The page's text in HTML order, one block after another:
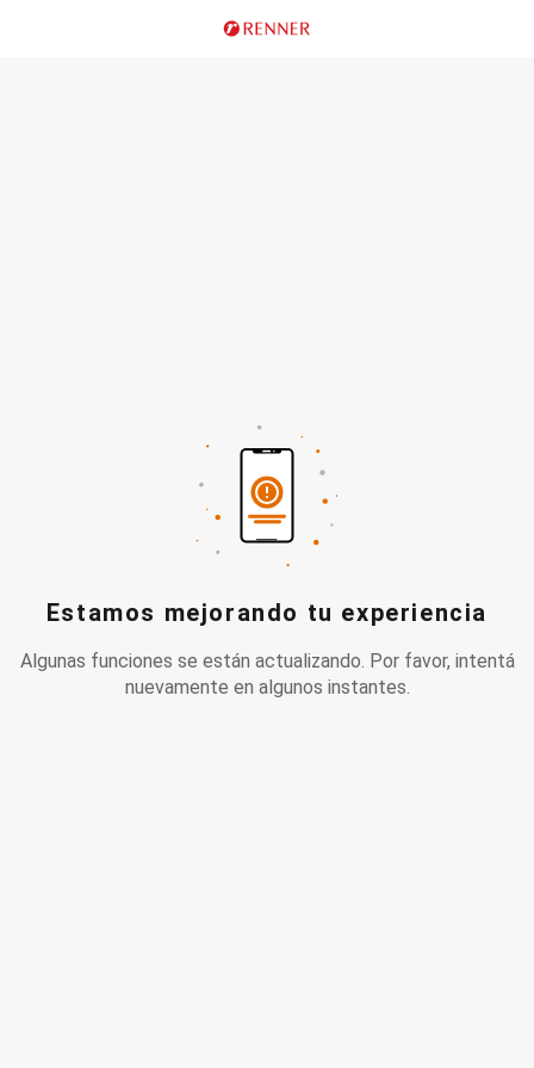
Estamos mejorando tu experiencia
Algunas funciones se están actualizando. Por favor, intentá
nuevamente en algunos instantes.